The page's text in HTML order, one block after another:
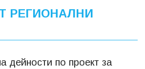
РЕГИОНАЛНИ
дейности по проект за